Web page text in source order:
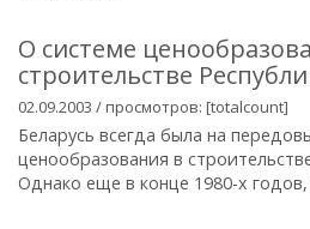
О системе
строительстве
02.09.2003 / просмотров: [totalcount]
Беларусь всегда была на
ценообразования в
Однако еще в конце 1980-х годов,